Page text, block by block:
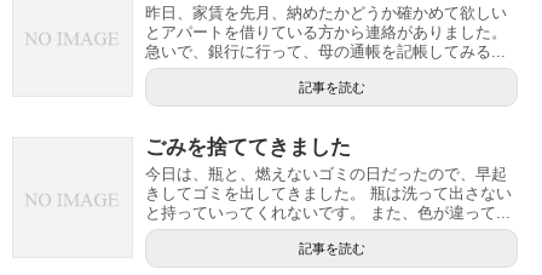
昨日、家賃を先月、納めたかどうか確かめて欲しい
とアパートを借りている方から連絡がありました。
急いで、銀行に行って、母の通帳を記帳してみる...
記事を読む
ごみを捨ててきました
今日は、瓶と、燃えないゴミの日だったので、早起
きしてゴミを出してきました。 瓶は洗って出さない
と持っていってくれないです。 また、色が違って...
記事を読む